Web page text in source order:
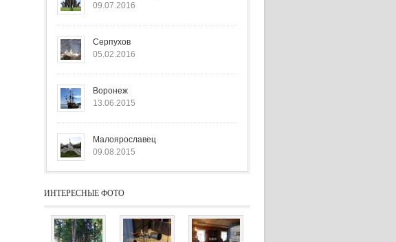
09.07.2016
Серпухов
05.02.2016
Воронеж
13.06.2015
Малоярославец
09.08.2015
ИНТЕРЕСНЫЕ ФОТО